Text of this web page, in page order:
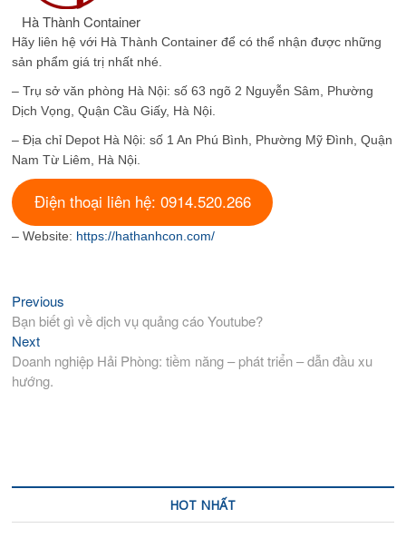
Hà Thành Container
Hãy liên hệ với Hà Thành Container để có thể nhận được những
sản phẩm giá trị nhất nhé.
– Trụ sở văn phòng Hà Nội: số 63 ngõ 2 Nguyễn Sâm, Phường
Dịch Vọng, Quận Cầu Giấy, Hà Nội.
– Địa chỉ Depot Hà Nội: số 1 An Phú Bình, Phường Mỹ Đình, Quận
Nam Từ Liêm, Hà Nội.
Điện thoại liên hệ: 0914.520.266
– Website: https://hathanhcon.com/
Điều
hướng
bài
viết
Previous
post:
Bạn biết gì về dịch vụ quảng cáo Youtube?
NextNext
post:
Doanh nghiệp Hải Phòng: tiềm năng – phát triển – dẫn đầu xu
hướng.
HOT NHẤT